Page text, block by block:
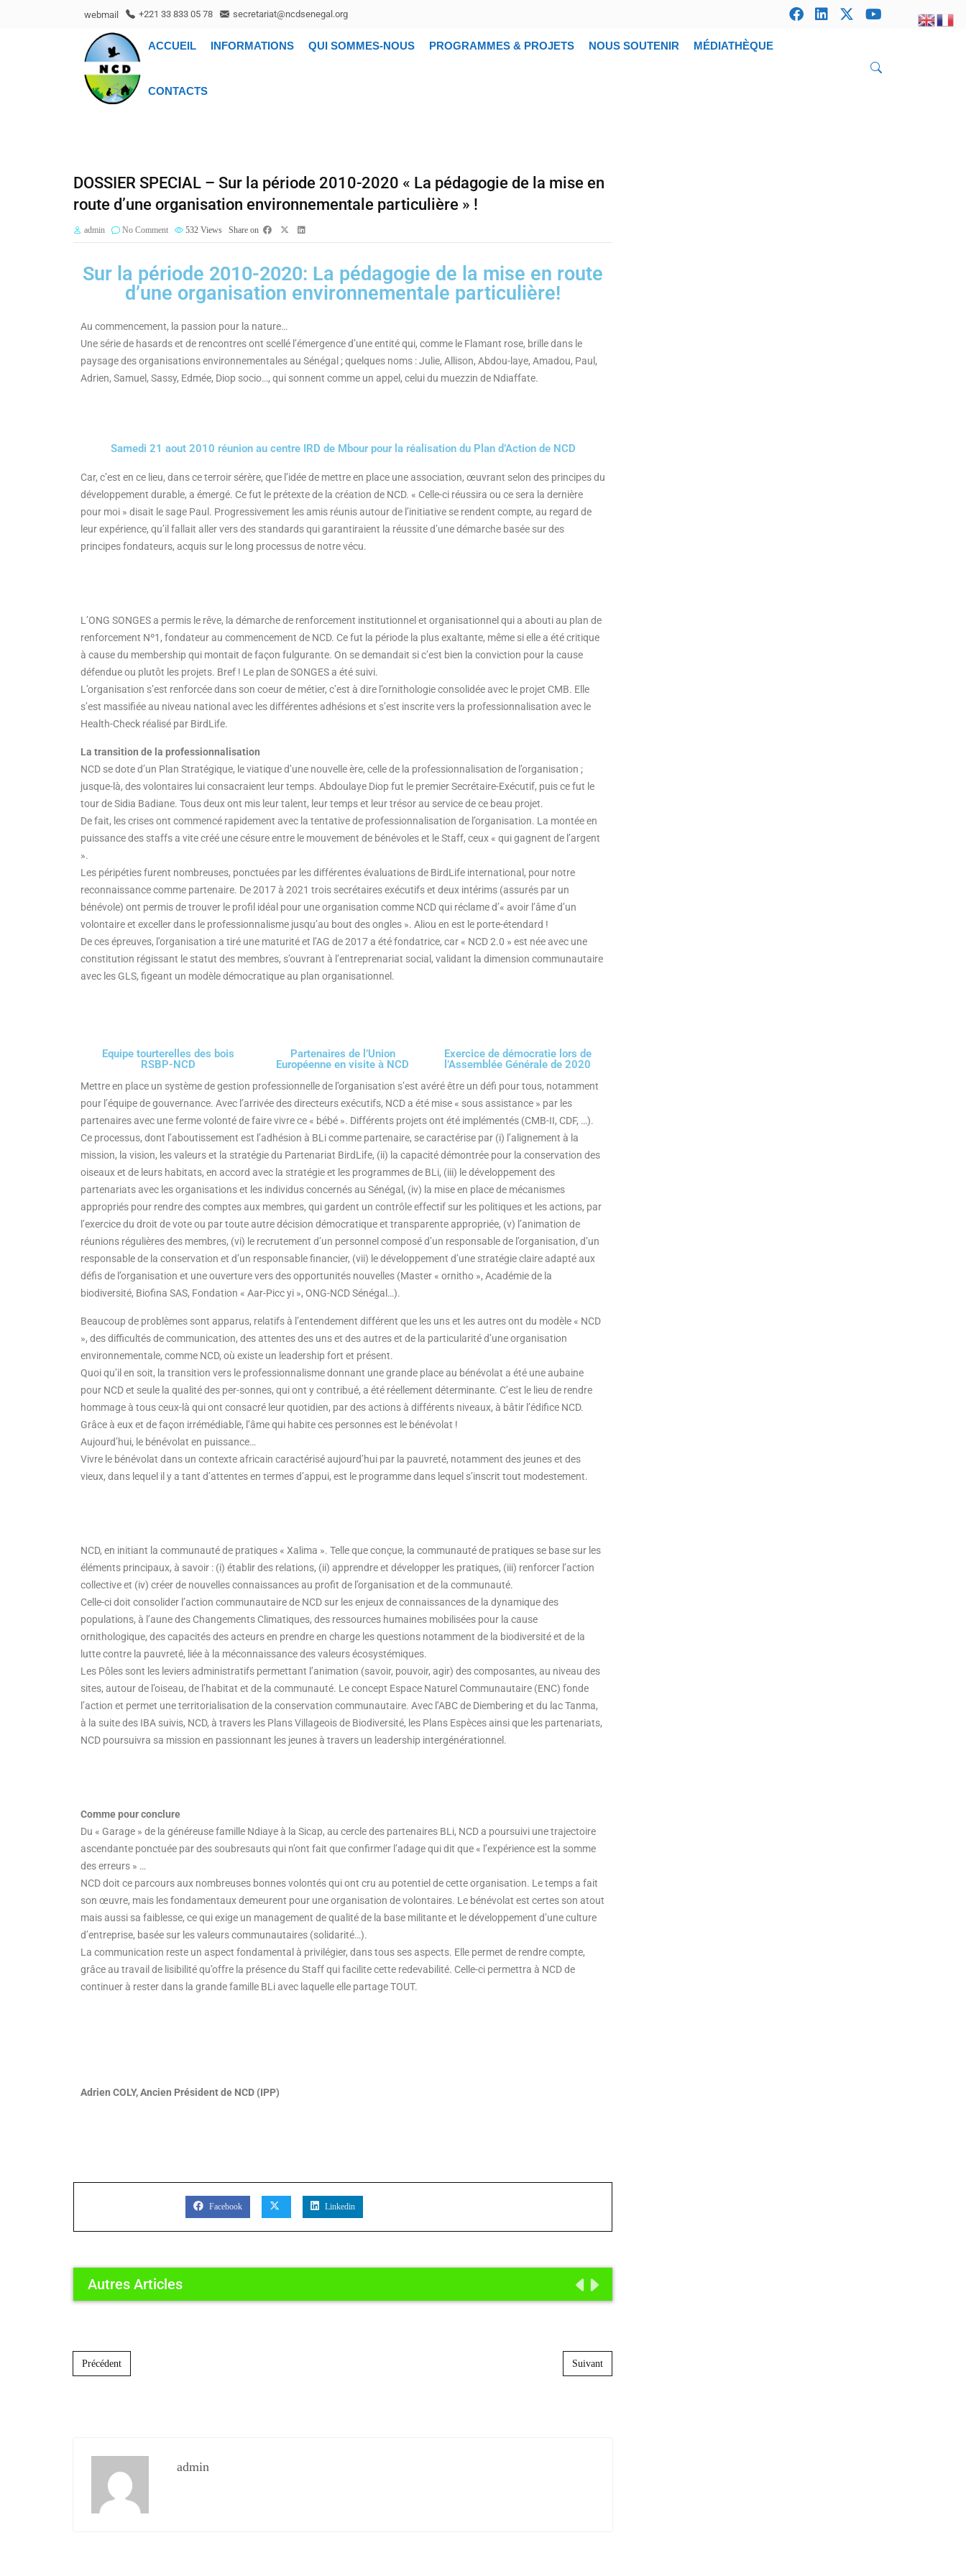
webmail +221 33 833 05 78 secretariat@ncdsenegal.org
ACCUEIL INFORMATIONS QUI SOMMES-NOUS PROGRAMMES & PROJETS NOUS SOUTENIR MÉDIATHÈQUE
CONTACTS
DOSSIER SPECIAL – Sur la période 2010-2020 « La pédagogie de la mise en
route d’une organisation environnementale particulière » !
admin No Comment 532 Views Share on
Sur la période 2010-2020: La pédagogie de la mise en route
d’une organisation environnementale particulière!
Au commencement, la passion pour la nature…
Une série de hasards et de rencontres ont scellé l’émergence d’une entité qui, comme le Flamant rose, brille dans le
paysage des organisations environnementales au Sénégal ; quelques noms : Julie, Allison, Abdou-laye, Amadou, Paul,
Adrien, Samuel, Sassy, Edmée, Diop socio…, qui sonnent comme un appel, celui du muezzin de Ndiaffate.
Samedi 21 aout 2010 réunion au centre IRD de Mbour pour la réalisation du Plan d’Action de NCD
Car, c’est en ce lieu, dans ce terroir sérère, que l’idée de mettre en place une association, œuvrant selon des principes du
développement durable, a émergé. Ce fut le prétexte de la création de NCD. « Celle-ci réussira ou ce sera la dernière
pour moi » disait le sage Paul. Progressivement les amis réunis autour de l’initiative se rendent compte, au regard de
leur expérience, qu’il fallait aller vers des standards qui garantiraient la réussite d’une démarche basée sur des
principes fondateurs, acquis sur le long processus de notre vécu.
L’ONG SONGES a permis le rêve, la démarche de renforcement institutionnel et organisationnel qui a abouti au plan de
renforcement Nº1, fondateur au commencement de NCD. Ce fut la période la plus exaltante, même si elle a été critique
à cause du membership qui montait de façon fulgurante. On se demandait si c’est bien la conviction pour la cause
défendue ou plutôt les projets. Bref ! Le plan de SONGES a été suivi.
L’organisation s’est renforcée dans son coeur de métier, c’est à dire l’ornithologie consolidée avec le projet CMB. Elle
s’est massifiée au niveau national avec les différentes adhésions et s’est inscrite vers la professionnalisation avec le
Health-Check réalisé par BirdLife.
La transition de la professionnalisation
NCD se dote d’un Plan Stratégique, le viatique d’une nouvelle ère, celle de la professionnalisation de l’organisation ;
jusque-là, des volontaires lui consacraient leur temps. Abdoulaye Diop fut le premier Secrétaire-Exécutif, puis ce fut le
tour de Sidia Badiane. Tous deux ont mis leur talent, leur temps et leur trésor au service de ce beau projet.
De fait, les crises ont commencé rapidement avec la tentative de professionnalisation de l’organisation. La montée en
puissance des staffs a vite créé une césure entre le mouvement de bénévoles et le Staff, ceux « qui gagnent de l’argent
».
Les péripéties furent nombreuses, ponctuées par les différentes évaluations de BirdLife international, pour notre
reconnaissance comme partenaire. De 2017 à 2021 trois secrétaires exécutifs et deux intérims (assurés par un
bénévole) ont permis de trouver le profil idéal pour une organisation comme NCD qui réclame d’« avoir l’âme d’un
volontaire et exceller dans le professionnalisme jusqu’au bout des ongles ». Aliou en est le porte-étendard !
De ces épreuves, l’organisation a tiré une maturité et l’AG de 2017 a été fondatrice, car « NCD 2.0 » est née avec une
constitution régissant le statut des membres, s’ouvrant à l’entreprenariat social, validant la dimension communautaire
avec les GLS, figeant un modèle démocratique au plan organisationnel.
Equipe tourterelles des bois
RSBP-NCD
Partenaires de l’Union
Européenne en visite à NCD
Exercice de démocratie lors de
l’Assemblée Générale de 2020
Mettre en place un système de gestion professionnelle de l’organisation s’est avéré être un défi pour tous, notamment
pour l’équipe de gouvernance. Avec l’arrivée des directeurs exécutifs, NCD a été mise « sous assistance » par les
partenaires avec une ferme volonté de faire vivre ce « bébé ». Différents projets ont été implémentés (CMB-II, CDF, …).
Ce processus, dont l’aboutissement est l’adhésion à BLi comme partenaire, se caractérise par (i) l’alignement à la
mission, la vision, les valeurs et la stratégie du Partenariat BirdLife, (ii) la capacité démontrée pour la conservation des
oiseaux et de leurs habitats, en accord avec la stratégie et les programmes de BLi, (iii) le développement des
partenariats avec les organisations et les individus concernés au Sénégal, (iv) la mise en place de mécanismes
appropriés pour rendre des comptes aux membres, qui gardent un contrôle effectif sur les politiques et les actions, par
l’exercice du droit de vote ou par toute autre décision démocratique et transparente appropriée, (v) l’animation de
réunions régulières des membres, (vi) le recrutement d’un personnel composé d’un responsable de l’organisation, d’un
responsable de la conservation et d’un responsable financier, (vii) le développement d’une stratégie claire adapté aux
défis de l’organisation et une ouverture vers des opportunités nouvelles (Master « ornitho », Académie de la
biodiversité, Biofina SAS, Fondation « Aar-Picc yi », ONG-NCD Sénégal…).
Beaucoup de problèmes sont apparus, relatifs à l’entendement différent que les uns et les autres ont du modèle « NCD
», des difficultés de communication, des attentes des uns et des autres et de la particularité d’une organisation
environnementale, comme NCD, où existe un leadership fort et présent.
Quoi qu’il en soit, la transition vers le professionnalisme donnant une grande place au bénévolat a été une aubaine
pour NCD et seule la qualité des per-sonnes, qui ont y contribué, a été réellement déterminante. C’est le lieu de rendre
hommage à tous ceux-là qui ont consacré leur quotidien, par des actions à différents niveaux, à bâtir l’édifice NCD.
Grâce à eux et de façon irrémédiable, l’âme qui habite ces personnes est le bénévolat !
Aujourd’hui, le bénévolat en puissance…
Vivre le bénévolat dans un contexte africain caractérisé aujourd’hui par la pauvreté, notamment des jeunes et des
vieux, dans lequel il y a tant d’attentes en termes d’appui, est le programme dans lequel s’inscrit tout modestement.
NCD, en initiant la communauté de pratiques « Xalima ». Telle que conçue, la communauté de pratiques se base sur les
éléments principaux, à savoir : (i) établir des relations, (ii) apprendre et développer les pratiques, (iii) renforcer l’action
collective et (iv) créer de nouvelles connaissances au profit de l’organisation et de la communauté.
Celle-ci doit consolider l’action communautaire de NCD sur les enjeux de connaissances de la dynamique des
populations, à l’aune des Changements Climatiques, des ressources humaines mobilisées pour la cause
ornithologique, des capacités des acteurs en prendre en charge les questions notamment de la biodiversité et de la
lutte contre la pauvreté, liée à la méconnaissance des valeurs écosystémiques.
Les Pôles sont les leviers administratifs permettant l’animation (savoir, pouvoir, agir) des composantes, au niveau des
sites, autour de l’oiseau, de l’habitat et de la communauté. Le concept Espace Naturel Communautaire (ENC) fonde
l’action et permet une territorialisation de la conservation communautaire. Avec l’ABC de Diembering et du lac Tanma,
à la suite des IBA suivis, NCD, à travers les Plans Villageois de Biodiversité, les Plans Espèces ainsi que les partenariats,
NCD poursuivra sa mission en passionnant les jeunes à travers un leadership intergénérationnel.
Comme pour conclure
Du « Garage » de la généreuse famille Ndiaye à la Sicap, au cercle des partenaires BLi, NCD a poursuivi une trajectoire
ascendante ponctuée par des soubresauts qui n’ont fait que confirmer l’adage qui dit que « l’expérience est la somme
des erreurs » …
NCD doit ce parcours aux nombreuses bonnes volontés qui ont cru au potentiel de cette organisation. Le temps a fait
son œuvre, mais les fondamentaux demeurent pour une organisation de volontaires. Le bénévolat est certes son atout
mais aussi sa faiblesse, ce qui exige un management de qualité de la base militante et le développement d’une culture
d’entreprise, basée sur les valeurs communautaires (solidarité…).
La communication reste un aspect fondamental à privilégier, dans tous ses aspects. Elle permet de rendre compte,
grâce au travail de lisibilité qu’offre la présence du Staff qui facilite cette redevabilité. Celle-ci permettra à NCD de
continuer à rester dans la grande famille BLi avec laquelle elle partage TOUT.
Adrien COLY, Ancien Président de NCD (IPP)
Facebook Linkedin
Autres Articles
Post navigation
Précédent Suivant
admin